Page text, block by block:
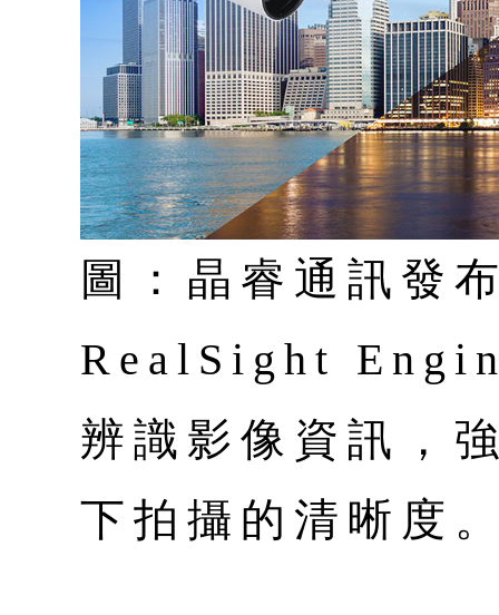
圖：晶睿通訊發
RealSight
辨識影像資訊，
下拍攝的清晰度